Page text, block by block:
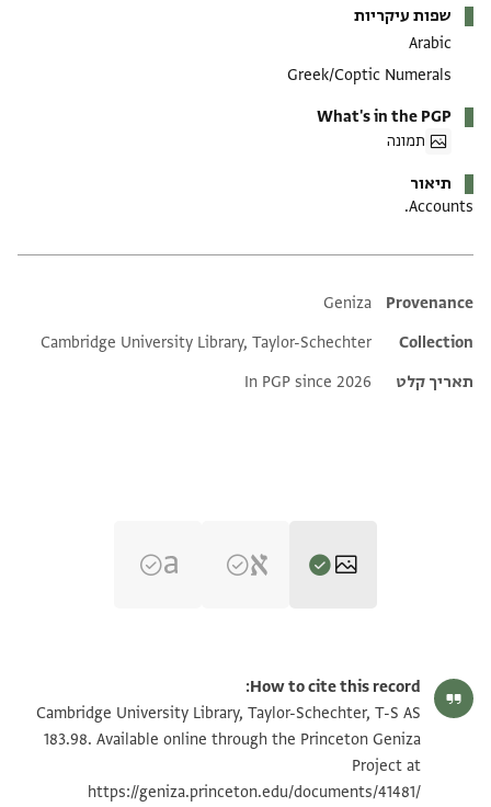
שפות עיקריות
Arabic
Greek/Coptic Numerals
What's in the PGP
תמונה
תיאור
Accounts.
Additional metadata
Provenance
Geniza
Collection
Cambridge University Library, Taylor-Schechter
תאריך קלט
In PGP since 2026
T-S AS 183.98 1v הגדל וסובב
תנאי היתר שימוש בתצלום
How to cite this record:
Cambridge University Library, Taylor-Schechter, T-S AS
183.98. Available online through the Princeton Geniza
Project at
https://geniza.princeton.edu/documents/41481/